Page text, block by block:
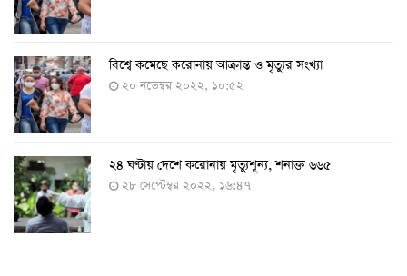
বিশ্বে কমেছে করোনায় আক্রান্ত ও মৃত্যুর সংখ্যা
২০ নভেম্বর ২০২২, ১০:৫২
২৪ ঘণ্টায় দেশে করোনায় মৃত্যুশূন্য, শনাক্ত ৬৬৫
২৮ সেপ্টেম্বর ২০২২, ১৬:৪৭